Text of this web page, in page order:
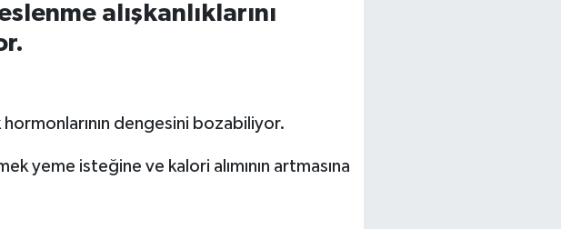
alışkanlıklarını
hormonlarının dengesini bozabiliyor.
yeme isteğine ve kalori alımının artmasına